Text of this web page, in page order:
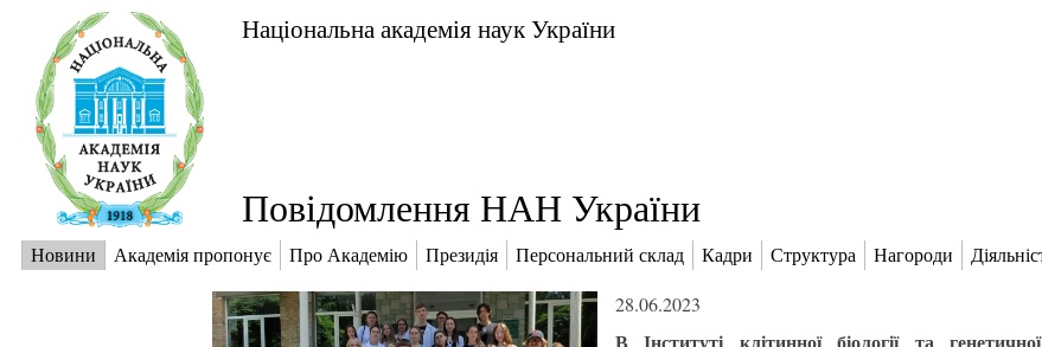
Національна академія наук України
Повідомлення НАН України
Новини Академія пропонує Про Академію Президія Персональний склад Кадри Структура Нагороди
28.06.2023